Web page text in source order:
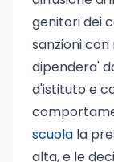
genitori dei
sanzioni
dipendera'
d'istituto e
scuola la
alta, e le